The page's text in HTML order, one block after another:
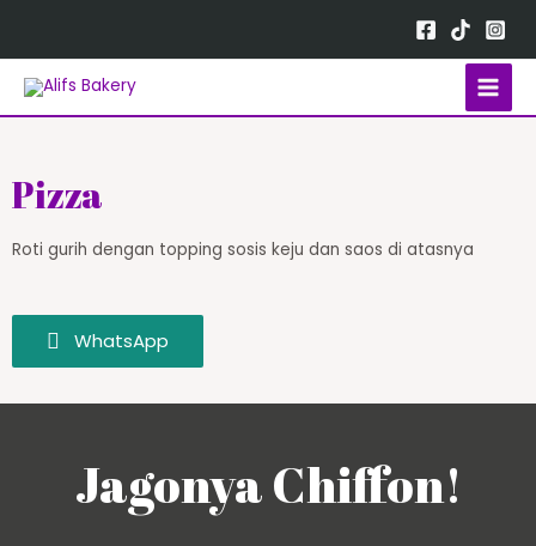
Pizza
Roti gurih dengan topping sosis keju dan saos di atasnya
WhatsApp
Jagonya Chiffon!